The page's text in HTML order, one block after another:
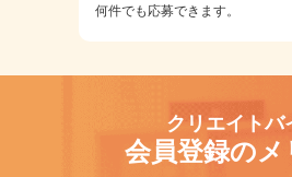
何件でも応募できます。
クリエイトバ
会員登録のメ